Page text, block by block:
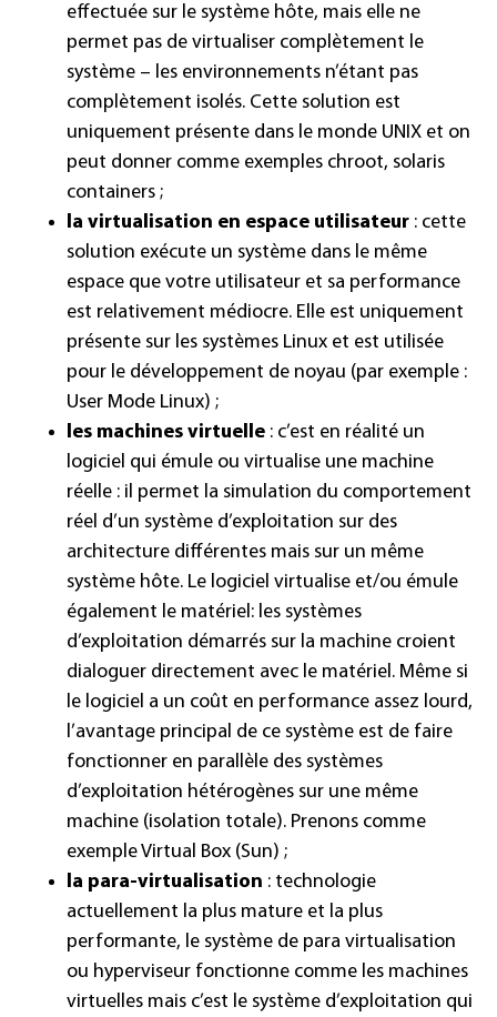
effectuée sur le système hôte, mais elle ne
permet pas de virtualiser complètement le
système – les environnements n’étant pas
complètement isolés. Cette solution est
uniquement présente dans le monde UNIX et on
peut donner comme exemples chroot, solaris
containers ;
la virtualisation en espace utilisateur : cette
solution exécute un système dans le même
espace que votre utilisateur et sa performance
est relativement médiocre. Elle est uniquement
présente sur les systèmes Linux et est utilisée
pour le développement de noyau (par exemple :
User Mode Linux) ;
les machines virtuelle : c’est en réalité un
logiciel qui émule ou virtualise une machine
réelle : il permet la simulation du comportement
réel d’un système d’exploitation sur des
architecture différentes mais sur un même
système hôte. Le logiciel virtualise et/ou émule
également le matériel: les systèmes
d’exploitation démarrés sur la machine croient
dialoguer directement avec le matériel. Même si
le logiciel a un coût en performance assez lourd,
l’avantage principal de ce système est de faire
fonctionner en parallèle des systèmes
d’exploitation hétérogènes sur une même
machine (isolation totale). Prenons comme
exemple Virtual Box (Sun) ;
la para-virtualisation : technologie
actuellement la plus mature et la plus
performante, le système de para virtualisation
ou hyperviseur fonctionne comme les machines
virtuelles mais c’est le système d’exploitation qui